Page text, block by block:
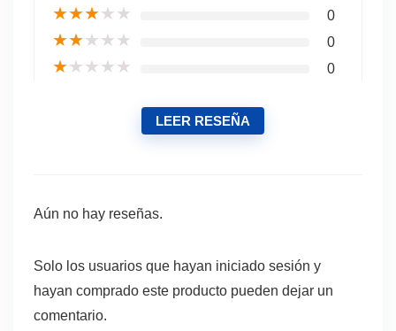
★★★★★ 0
★★★★★ 0
★★★★★ 0
LEER RESEÑA
Aún no hay reseñas.
Solo los usuarios que hayan iniciado sesión y
hayan comprado este producto pueden dejar un
comentario.